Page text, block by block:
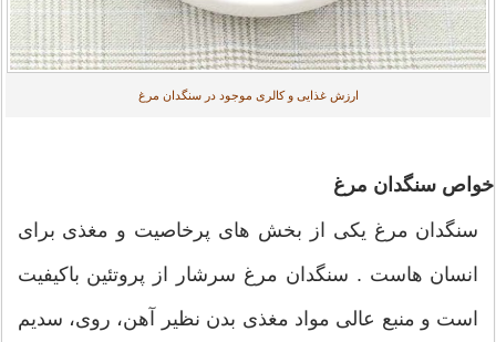
ارزش غذایی و کالری موجود در سنگدان مرغ
خواص سنگدان مرغ
سنگدان مرغ یکی از بخش های پرخاصیت و مغذی برای
انسان هاست . سنگدان مرغ سرشار از پروتئین باکیفیت
است و منبع عالی مواد مغذی بدن نظیر آهن، روی، سدیم